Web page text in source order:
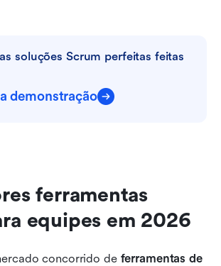
soluções Scrum perfeitas feitas
demonstração
ferramentas
equipes em 2026
concorrido de ferramentas de